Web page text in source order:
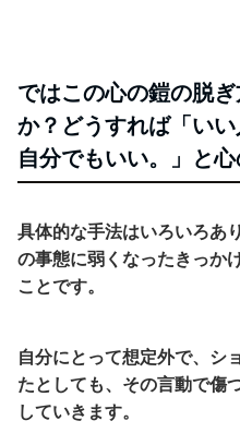
ではこの心の鎧の脱
か？ どうすれば「い
自分でもいい。」と
具体的な手法はいろいろあ
の事態に弱くなったきっか
ことです。
自分にとって想定外で、シ
たとしても、その言動で傷
していきます。